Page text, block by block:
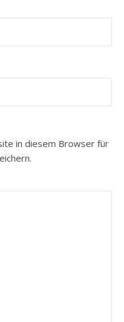
in diesem Browser für